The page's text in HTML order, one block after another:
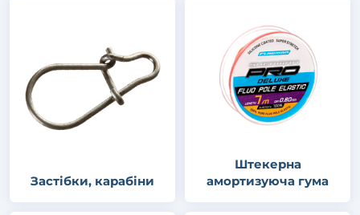
Застібки, карабіни
Штекерна
амортизуюча гума